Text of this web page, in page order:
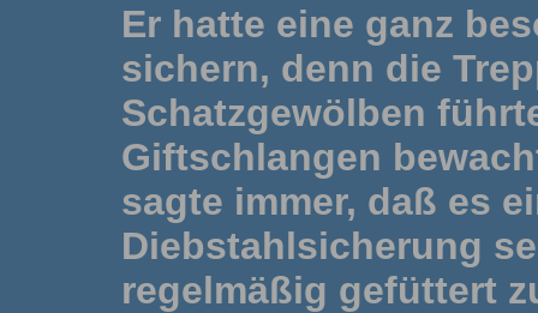
Er hatte eine ganz
sichern, denn die
Schatzgewölben
Giftschlangen
sagte immer, daß es
Diebstahlsicherung
regelmäßig gefüttert